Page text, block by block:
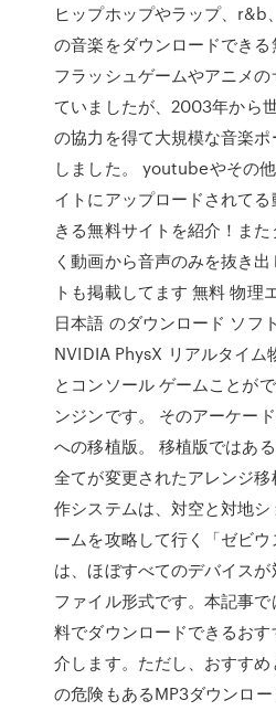
ヒップホップやラップ、r&b
の音楽をダウンロードでき
フラッシュゲームやアニメ
ていましたが、2003年から
の協力を得て大規模な音楽
しました。 youtubeやその
イトにアップロードされて
きる無料サイトを紹介！ま
く動画から音声のみを抜き
トも掲載してます 無料 物理
日本語 のダウンロード ソ
NVIDIA PhysX リアルタイム
とコンソール ゲームことが
ンジンです。 そのアーケー
への移植版。 移植版ではあ
全てが変更されたアレンジ
作システムは、対空と対地
ームを攻略して行く「ゼビ
は、ほぼすべてのデバイス
ファイル形式です。本記事
料でダウンロードできるお
介します。ただし、おすす
の危険もあるMP3ダウンロ